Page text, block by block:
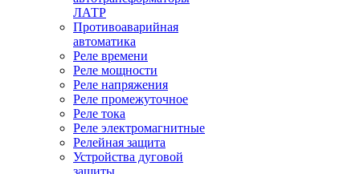
ЛАТР
Противоаварийная
автоматика
Реле времени
Реле мощности
Реле напряжения
Реле промежуточное
Реле тока
Реле электромагнитные
Релейная защита
Устройства дуговой
защиты